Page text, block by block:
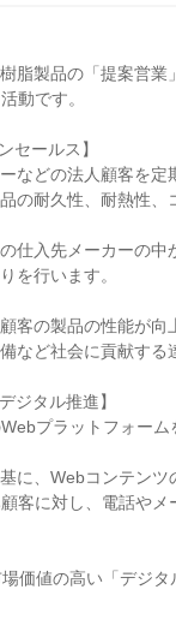
脂製品の「提案営業
動です。
セールス】
などの法人顧客を定
の耐久性、耐熱性
仕入先メーカーの中
を行います。
の製品の性能が向
など社会に貢献する
ジタル推進】
プラットフォー
に、Webコンテンツ
客に対し、電話やメ
値の高い「デジタ